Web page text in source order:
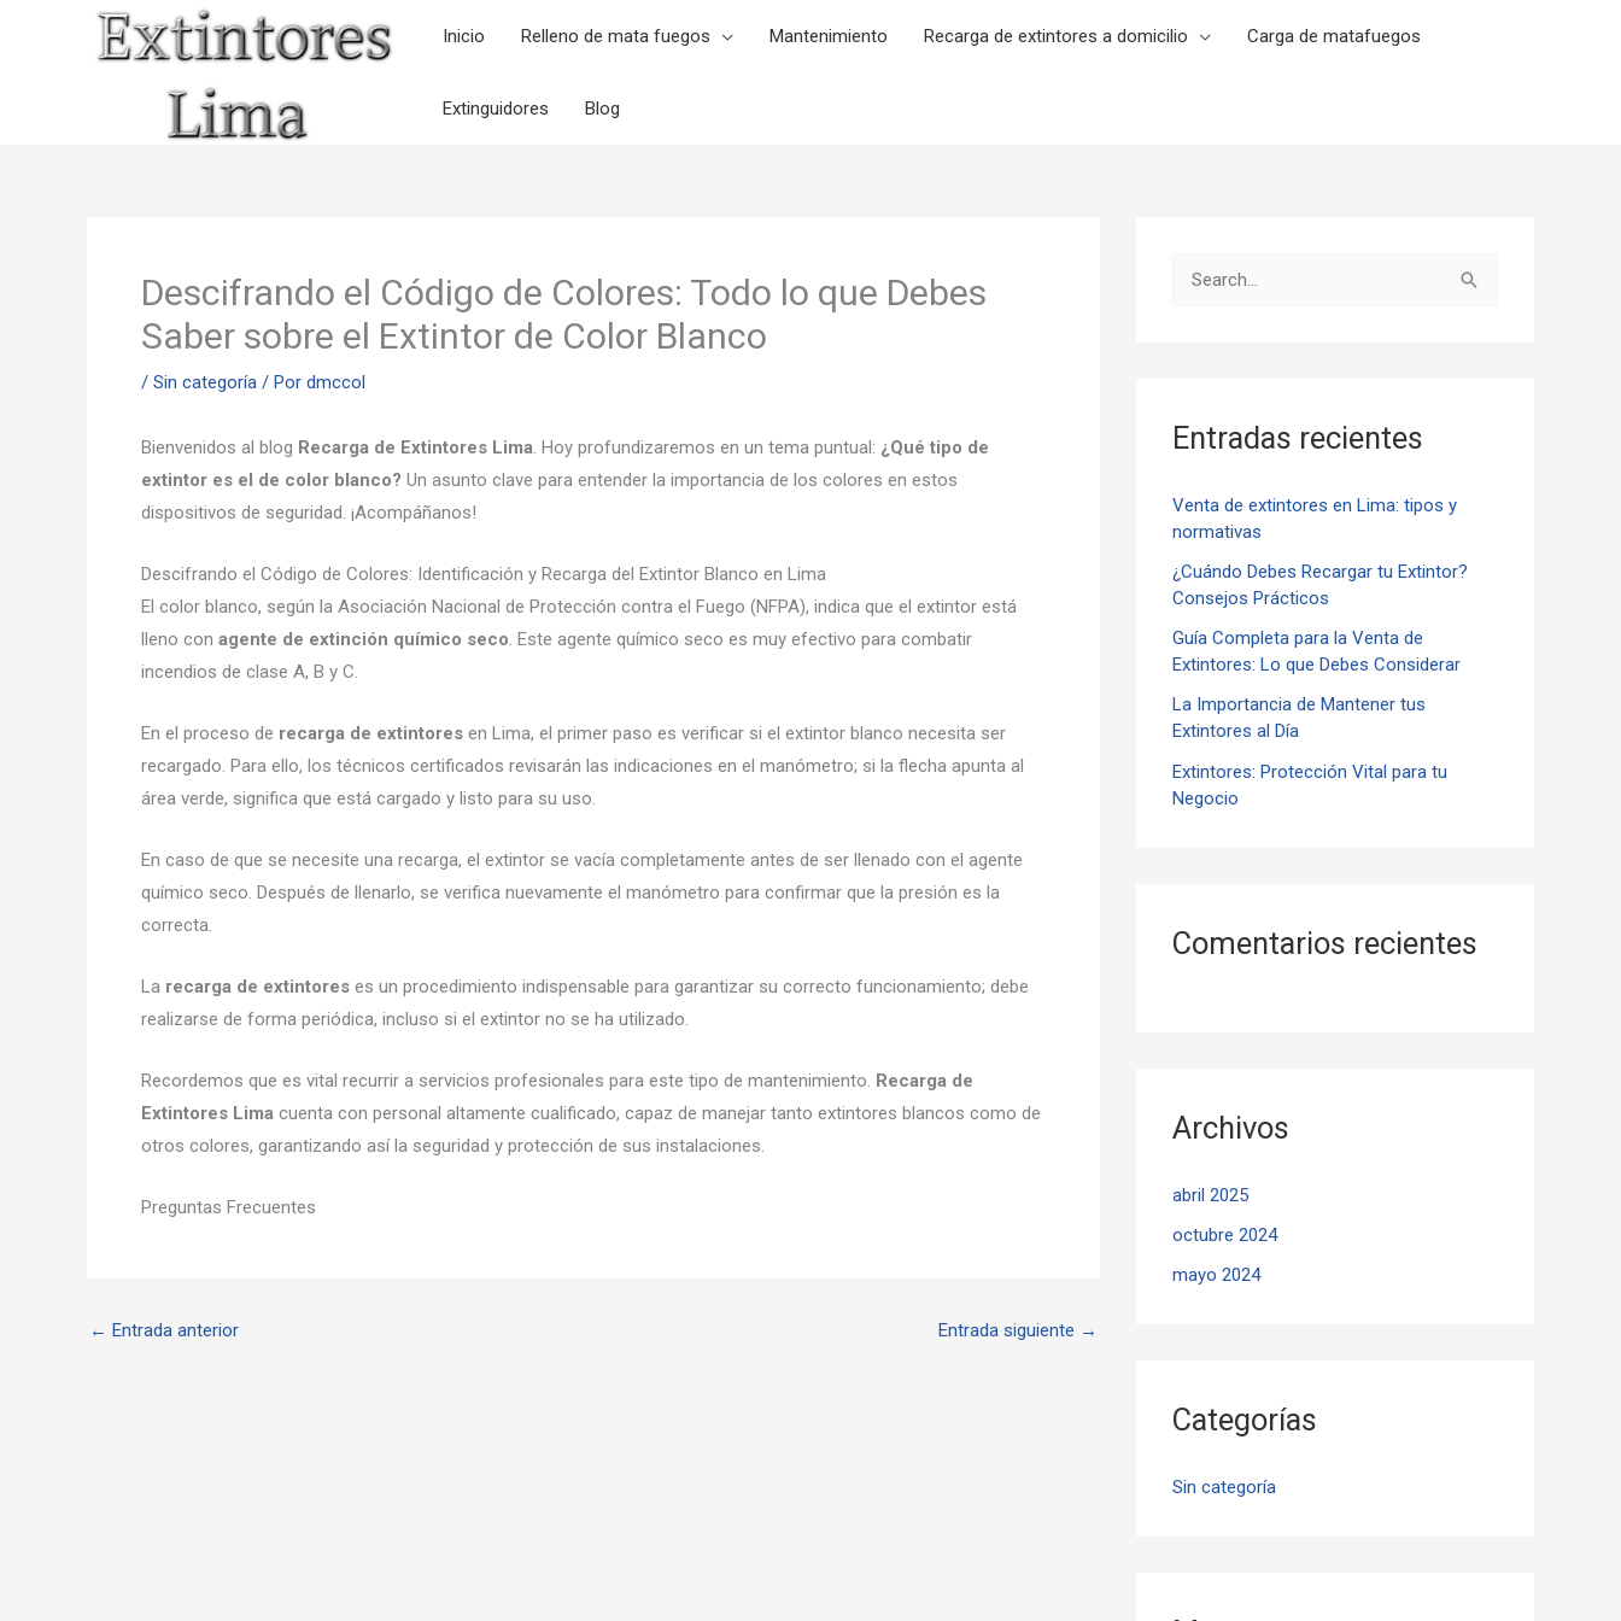
Inicio Relleno de mata fuegos Mantenimiento Recarga de extintores a domicilio Carga de matafuegos
Extinguidores Blog
Descifrando el Código de Colores: Todo lo que Debes
Saber sobre el Extintor de Color Blanco
/ Sin categoría / Por dmccol
Bienvenidos al blog Recarga de Extintores Lima. Hoy profundizaremos en un tema puntual: ¿Qué tipo de
extintor es el de color blanco? Un asunto clave para entender la importancia de los colores en estos
dispositivos de seguridad. ¡Acompáñanos!
Descifrando el Código de Colores: Identificación y Recarga del Extintor Blanco en Lima
El color blanco, según la Asociación Nacional de Protección contra el Fuego (NFPA), indica que el extintor está
lleno con agente de extinción químico seco. Este agente químico seco es muy efectivo para combatir
incendios de clase A, B y C.
En el proceso de recarga de extintores en Lima, el primer paso es verificar si el extintor blanco necesita ser
recargado. Para ello, los técnicos certificados revisarán las indicaciones en el manómetro; si la flecha apunta al
área verde, significa que está cargado y listo para su uso.
En caso de que se necesite una recarga, el extintor se vacía completamente antes de ser llenado con el agente
químico seco. Después de llenarlo, se verifica nuevamente el manómetro para confirmar que la presión es la
correcta.
La recarga de extintores es un procedimiento indispensable para garantizar su correcto funcionamiento; debe
realizarse de forma periódica, incluso si el extintor no se ha utilizado.
Recordemos que es vital recurrir a servicios profesionales para este tipo de mantenimiento. Recarga de
Extintores Lima cuenta con personal altamente cualificado, capaz de manejar tanto extintores blancos como de
otros colores, garantizando así la seguridad y protección de sus instalaciones.
Preguntas Frecuentes
← Entrada anterior Entrada siguiente →
a
p
o
r
Entradas recientes
Venta de extintores en Lima: tipos y
normativas
¿Cuándo Debes Recargar tu Extintor?
Consejos Prácticos
Guía Completa para la Venta de
Extintores: Lo que Debes Considerar
La Importancia de Mantener tus
Extintores al Día
Extintores: Protección Vital para tu
Negocio
Comentarios recientes
Archivos
abril 2025
octubre 2024
mayo 2024
Categorías
Sin categoría